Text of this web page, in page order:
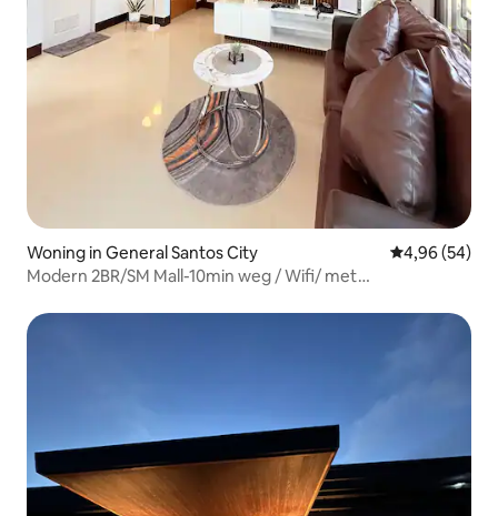
Woning in General Santos City Gemiddelde
4,96 (54)
Modern 2BR/SM Mall-10min weg / Wifi/ met